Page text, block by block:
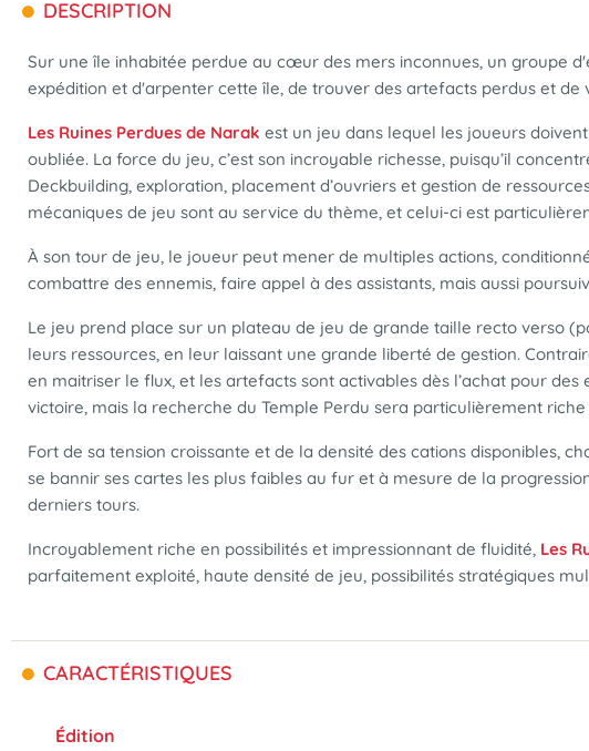
DESCRIPTION
Sur une île inhabitée perdue au cœur des mers inconnues, un groupe
expédition et d'arpenter cette île, de trouver des artefacts perdus et
Les Ruines Perdues de Narak est un jeu dans lequel les joueurs
oubliée. La force du jeu, c’est son incroyable richesse, puisqu’il
Deckbuilding, exploration, placement d’ouvriers et gestion de
mécaniques de jeu sont au service du thème, et celui-ci est
À son tour de jeu, le joueur peut mener de multiples actions,
combattre des ennemis, faire appel à des assistants, mais aussi
Le jeu prend place sur un plateau de jeu de grande taille recto verso
leurs ressources, en leur laissant une grande liberté de gestion.
en maitriser le flux, et les artefacts sont activables dès l’achat pour
victoire, mais la recherche du Temple Perdu sera particulièrement
Fort de sa tension croissante et de la densité des cations disponibles,
se bannir ses cartes les plus faibles au fur et à mesure de la
derniers tours.
Incroyablement riche en possibilités et impressionnant de fluidité, Les
parfaitement exploité, haute densité de jeu, possibilités stratégiques
CARACTÉRISTIQUES
Édition